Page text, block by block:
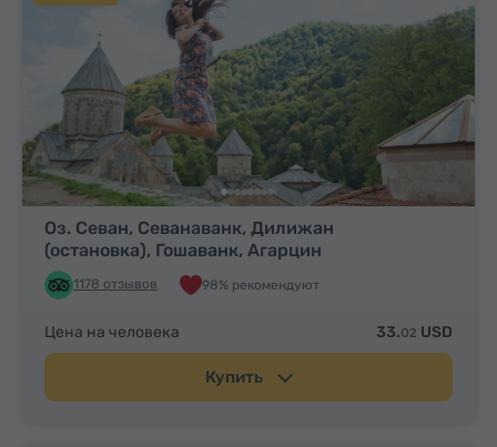
Оз. Севан, Севанаванк, Дилижан
(остановка), Гошаванк, Агарцин
1178 отзывов 98% рекомендуют
Цена на человека 33.02 USD
Купить